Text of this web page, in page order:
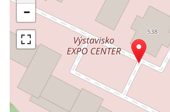
−